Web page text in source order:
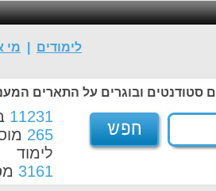
לימודים מי
ובוגרים על התארים
11231
265
לימוד
3161